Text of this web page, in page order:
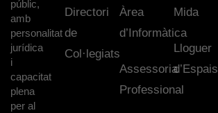
públic,
amb
personalitat
jurídica
i
capacitat
plena
per al
Directori
de
Col·legiats
Àrea
d’Informàtica
Assessoria
Professional
Mida
Lloguer
d’Espais